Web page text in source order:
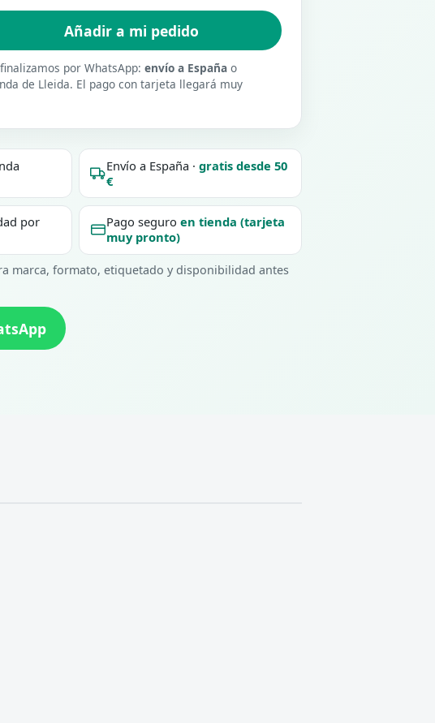
Añadir a mi pedido
por WhatsApp: envío a España o
de Lleida. El pago con tarjeta llegará muy
Envío a España · gratis desde 50
€
por
Pago seguro en tienda (tarjeta
muy pronto)
marca, formato, etiquetado y disponibilidad antes